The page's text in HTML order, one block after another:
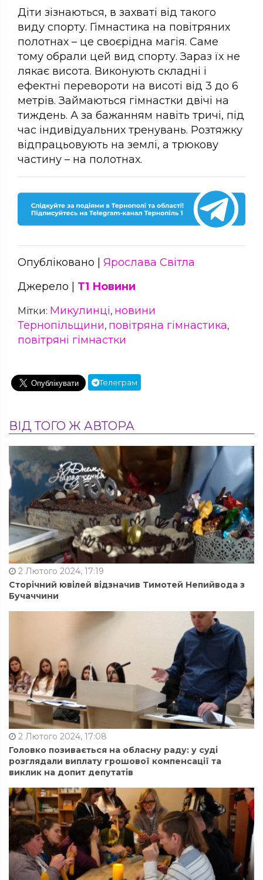
Діти зізнаються, в захваті від такого
виду спорту. Гімнастика на повітряних
полотнах – це своєрідна магія. Саме
тому обрали цей вид спорту. Зараз їх не
лякає висота. Виконують складні і
ефектні перевороти на висоті від 3 до 6
метрів. Займаються гімнастки двічі на
тиждень. А за бажанням навіть тричі, під
час індивідуальних тренувань. Розтяжку
відпрацьовують на землі, а трюкову
частину – на полотнах.
Опубліковано | Ярослава Світла
Джерело | Т1 Новини
Мітки: Микулинці, новини
Тернопільщини, повітряна гімнастика,
повітряні гімнастки
Телеграм
ВІД ТОГО Ж АВТОРА
2 Лютого 2024, 17:19
Сторічний ювілей відзначив Тимотей Непийвода з
Бучаччини
2 Лютого 2024, 17:08
Головко позивається на обласну раду: у суді
розглядали виплату грошової компенсації та
виклик на допит депутатів